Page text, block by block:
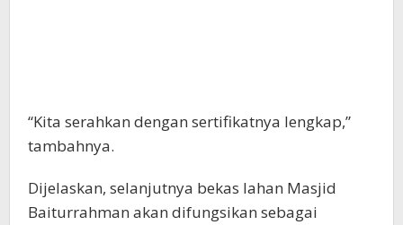
“Kita serahkan dengan sertifikatnya lengkap,”
tambahnya.
Dijelaskan, selanjutnya bekas lahan Masjid
Baiturrahman akan difungsikan sebagai